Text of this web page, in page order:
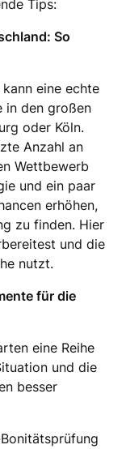
Tips:
So
eine echte
in den großen
oder Köln.
Anzahl an
Wettbewerb
und ein paar
erhöhen,
zu finden. Hier
und die
nutzt.
für die
eine Reihe
und die
besser